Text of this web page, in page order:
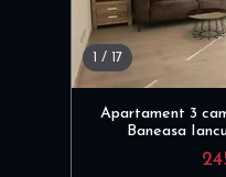
/ 17
Apartament 3
Baneasa